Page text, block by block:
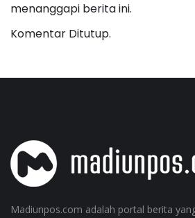
menanggapi berita ini.
Komentar Ditutup.
Madiunpos.com adalah portal berita